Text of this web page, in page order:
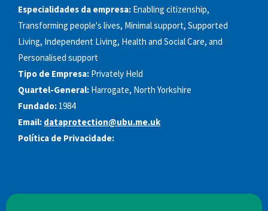
Especialidades da empresa: Enabling citizenship,
Transforming people's lives, Minimal support, Supported
Living, Independent Living, Health and Social Care, and
Personalised support
Tipo de Empresa: Privately Held
Quartel-General: Harrogate, North Yorkshire
Fundado: 1984
Email: dataprotection@ubu.me.uk
Política de Privacidade: